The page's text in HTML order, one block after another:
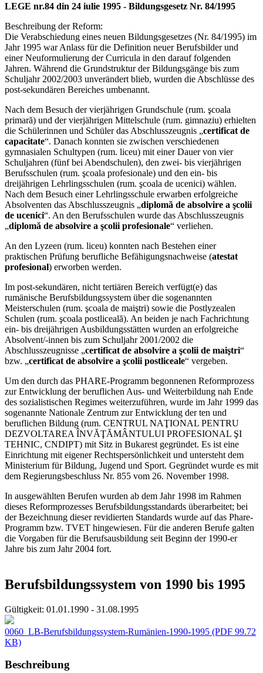
LEGE nr.84 din 24 iulie 1995 - Bildungsgesetz Nr. 84/1995
Beschreibung der Reform:
Die Verabschiedung eines neuen Bildungsgesetzes (Nr. 84/1995) im
Jahr 1995 war Anlass für die Definition neuer Berufsbilder und
einer Neuformulierung der Curricula in den darauf folgenden
Jahren. Während die Grundstruktur der Bildungsgänge bis zum
Schuljahr 2002/2003 unverändert blieb, wurden die Abschlüsse des
post-sekundären Bereiches umbenannt.
Nach dem Besuch der vierjährigen Grundschule (rum. şcoala
primară) und der vierjährigen Mittelschule (rum. gimnaziu) erhielten
die Schülerinnen und Schüler das Abschlusszeugnis „certificat de
capacitate“. Danach konnten sie zwischen verschiedenen
gymnasialen Schultypen (rum. liceu) mit einer Dauer von vier
Schuljahren (fünf bei Abendschulen), den zwei- bis vierjährigen
Berufsschulen (rum. şcoala profesionale) und den ein- bis
dreijährigen Lehrlingsschulen (rum. şcoala de ucenici) wählen.
Nach dem Besuch einer Lehrlingsschule erwarben erfolgreiche
Absolventen das Abschlusszeugnis „diplomă de absolvire a şcolii
de ucenici“. An den Berufsschulen wurde das Abschlusszeugnis
„diplomă de absolvire a şcolii profesionale“ verliehen.
An den Lyzeen (rum. liceu) konnten nach Bestehen einer
praktischen Prüfung berufliche Befähigungsnachweise (atestat
profesional) erworben werden.
Im post-sekundären, nicht tertiären Bereich verfügt(e) das
rumänische Berufsbildungssystem über die sogenannten
Meisterschulen (rum. şcoala de maiştri) sowie die Postlyzealen
Schulen (rum. şcoala postliceală). An beiden je nach Fachrichtung
ein- bis dreijährigen Ausbildungsstätten wurden an erfolgreiche
Absolvent/-innen bis zum Schuljahr 2001/2002 die
Abschlusszeugnisse „certificat de absolvire a şcolii de maiştri“
bzw. „certificat de absolvire a şcolii postliceale“ vergeben.
Um den durch das PHARE-Programm begonnenen Reformprozess
zur Entwicklung der beruflichen Aus- und Weiterbildung nah Ende
des sozialistischen Regimes weiterzuführen, wurde im Jahr 1999 das
sogenannte Nationale Zentrum zur Entwicklung der ten und
beruflichen Bildung (rum. CENTRUL NAŢIONAL PENTRU
DEZVOLTAREA ÎNVĂŢĂMÂNTULUI PROFESIONAL ŞI
TEHNIC, CNDIPT) mit Sitz in Bukarest gegründet. Es ist eine
Einrichtung mit eigener Rechtspersönlichkeit und untersteht dem
Ministerium für Bildung, Jugend und Sport. Gegründet wurde es mit
dem Regierungsbeschluss Nr. 855 vom 26. November 1998.
In ausgewählten Berufen wurden ab dem Jahr 1998 im Rahmen
dieses Reformprozesses Berufsbildungsstandards überarbeitet; bei
der Bezeichnung dieser revidierten Standards wurde auf das Phare-
Programm bzw. TVET hingewiesen. Für die anderen Berufe galten
die Vorgaben für die Berufsausbildung seit Beginn der 1990-er
Jahre bis zum Jahr 2004 fort.
Berufsbildungssystem von 1990 bis 1995
Gültigkeit: 01.01.1990 - 31.08.1995
0060_LB-Berufsbildungssystem-Rumänien-1990-1995 (PDF 99.72
KB)
Beschreibung